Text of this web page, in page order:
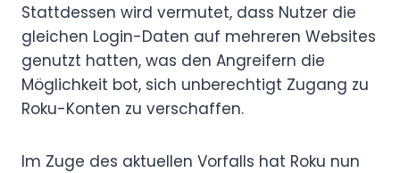
Stattdessen wird vermutet, dass Nutzer die
gleichen Login-Daten auf mehreren Websites
genutzt hatten, was den Angreifern die
Möglichkeit bot, sich unberechtigt Zugang zu
Roku-Konten zu verschaffen.
Im Zuge des aktuellen Vorfalls hat Roku nun